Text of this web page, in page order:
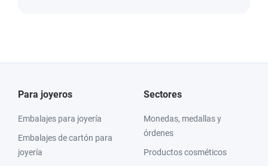
Para joyeros
Embalajes para joyería
Embalajes de cartón para
joyería
Sectores
Monedas, medallas y
órdenes
Productos cosméticos